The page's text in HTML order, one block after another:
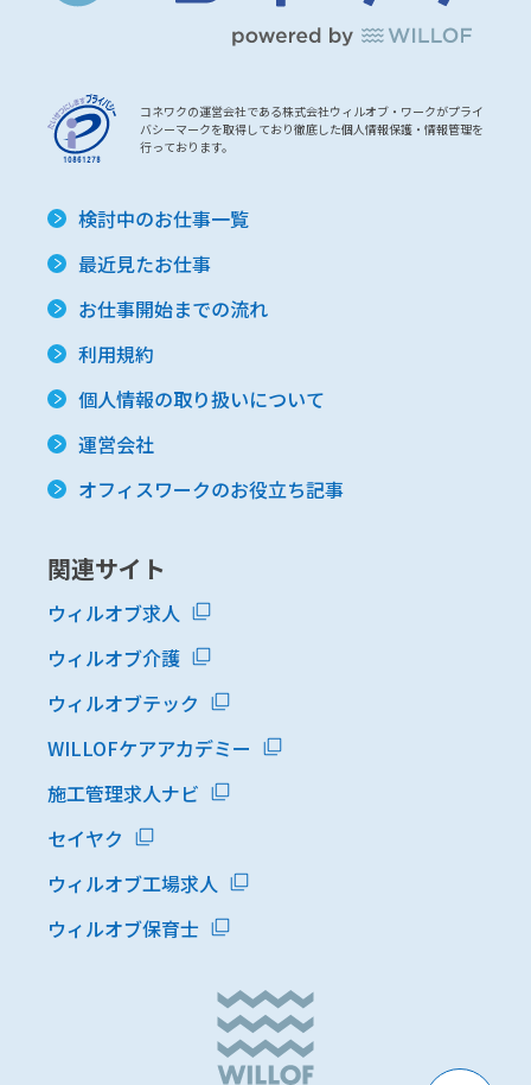
コネワクの運営会社である株式会社ウィルオブ・ワークがプライ
バシーマークを取得しており徹底した個人情報保護・情報管理を
行っております。
検討中のお仕事一覧
最近見たお仕事
お仕事開始までの流れ
利用規約
個人情報の取り扱いについて
運営会社
オフィスワークのお役立ち記事
関連サイト
ウィルオブ求人
ウィルオブ介護
ウィルオブテック
WILLOFケアアカデミー
施工管理求人ナビ
セイヤク
ウィルオブ工場求人
ウィルオブ保育士